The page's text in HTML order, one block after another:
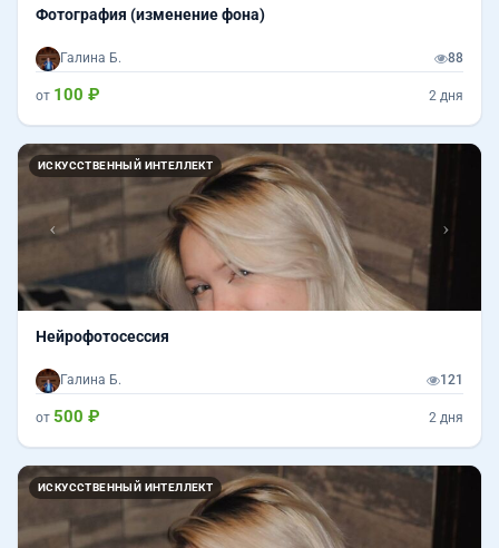
Фотография (изменение фона)
Галина Б. 88
от 100 ₽ 2 дня
ИСКУССТВЕННЫЙ ИНТЕЛЛЕКТ
Назад
Нейрофотосессия
Галина Б. 121
от 500 ₽ 2 дня
ИСКУССТВЕННЫЙ ИНТЕЛЛЕКТ
Назад